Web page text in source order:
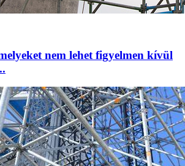
nem lehet figyelmen kívül